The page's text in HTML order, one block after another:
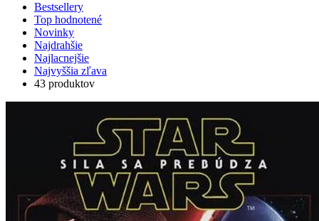
Bestsellery
Top hodnotené
Novinky
Najdrahšie
Najlacnejšie
Najvyššia zľava
43 produktov